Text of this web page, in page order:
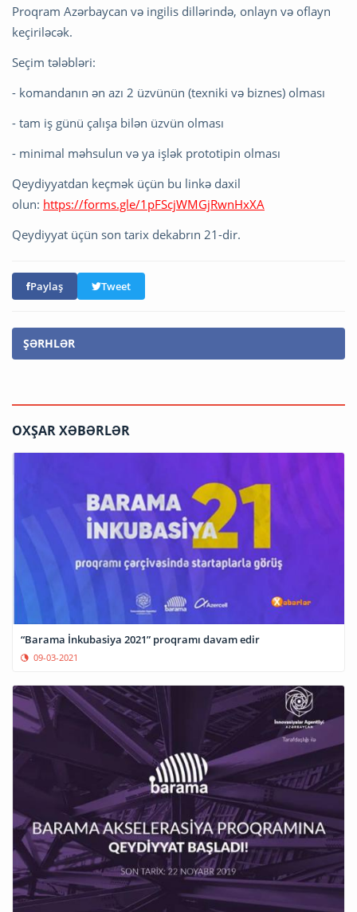
Proqram Azərbaycan və ingilis dillərində, onlayn və oflayn
keçiriləcək.
Seçim tələbləri:
- komandanın ən azı 2 üzvünün (texniki və biznes) olması
- tam iş günü çalışa bilən üzvün olması
- minimal məhsulun və ya işlək prototipin olması
Qeydiyyatdan keçmək üçün bu linkə daxil
olun: https://forms.gle/1pFScjWMGjRwnHxXA
Qeydiyyat üçün son tarix dekabrın 21-dir.
Paylaş Tweet
ŞƏRHLƏR
OXŞAR XƏBƏRLƏR
“Barama İnkubasiya 2021” proqramı davam edir
09-03-2021